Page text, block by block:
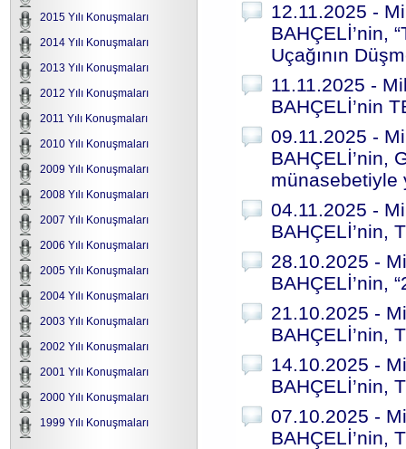
2015 Yılı Konuşmaları
2014 Yılı Konuşmaları
2013 Yılı Konuşmaları
2012 Yılı Konuşmaları
2011 Yılı Konuşmaları
2010 Yılı Konuşmaları
2009 Yılı Konuşmaları
2008 Yılı Konuşmaları
2007 Yılı Konuşmaları
2006 Yılı Konuşmaları
2005 Yılı Konuşmaları
2004 Yılı Konuşmaları
2003 Yılı Konuşmaları
2002 Yılı Konuşmaları
2001 Yılı Konuşmaları
2000 Yılı Konuşmaları
1999 Yılı Konuşmaları
12.11.2025 -
BAHÇELİ’nin,
Uçağının
11.11.2025 -
BAHÇELİ’nin
09.11.2025 -
BAHÇELİ’nin,
münasebetiyle
04.11.2025 -
BAHÇELİ’nin,
28.10.2025 -
BAHÇELİ’nin,
21.10.2025 -
BAHÇELİ’nin,
14.10.2025 -
BAHÇELİ’nin,
07.10.2025 -
BAHÇELİ’nin,